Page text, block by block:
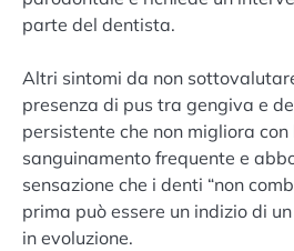
parte del dentista.
Altri sintomi da non
presenza di pus tra gengiva e
persistente che non migliora con
sanguinamento frequente e
sensazione che i denti “non
prima può essere un indizio di
in evoluzione.